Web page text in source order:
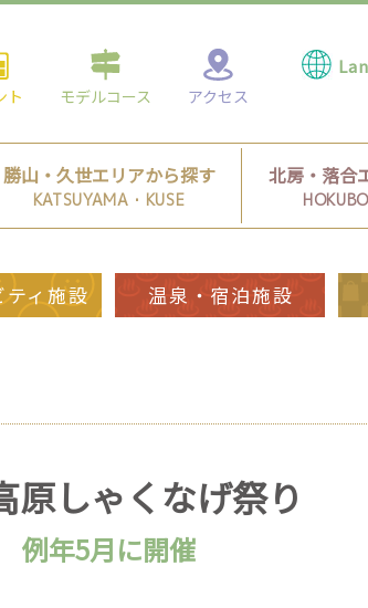
ト モデルコース アクセス
勝山・久世エリアから探す
KATSUYAMA・KUSE
北房・落合
ティ施設 温泉・宿泊施設
原しゃくなげ祭り
例年5月に開催